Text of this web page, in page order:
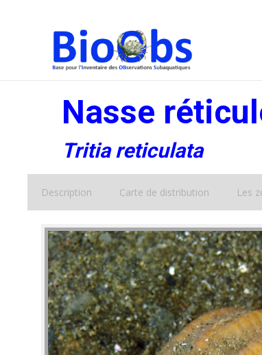
Nasse
Tritia reticulata
Description Carte de distribution Les